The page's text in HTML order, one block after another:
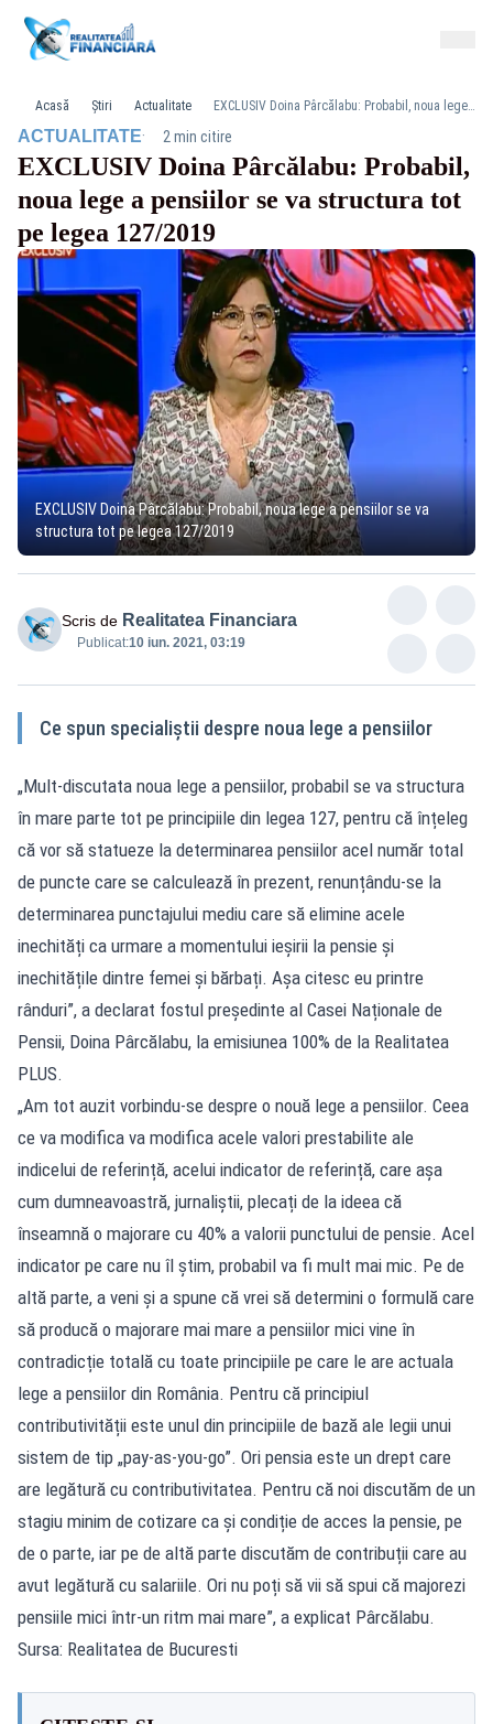
Acasă Știri Actualitate EXCLUSIV Doina Pârcălabu: Probabil, noua lege a pensiilor se va structura tot pe legea 127/2019
ACTUALITATE· 2 min citire
EXCLUSIV Doina Pârcălabu: Probabil,
noua lege a pensiilor se va structura tot
pe legea 127/2019
EXCLUSIV Doina Pârcălabu: Probabil, noua lege a pensiilor se va
structura tot pe legea 127/2019
Scris de Realitatea Financiara
Publicat:10 iun. 2021, 03:19
Ce spun specialiștii despre noua lege a pensiilor
„Mult-discutata noua lege a pensiilor, probabil se va structura
în mare parte tot pe principiile din legea 127, pentru că înțeleg
că vor să statueze la determinarea pensiilor acel număr total
de puncte care se calculează în prezent, renunțându-se la
determinarea punctajului mediu care să elimine acele
inechități ca urmare a momentului ieșirii la pensie și
inechitățile dintre femei și bărbați. Așa citesc eu printre
rânduri”, a declarat fostul președinte al Casei Naționale de
Pensii, Doina Pârcălabu, la emisiunea 100% de la Realitatea
PLUS.
„Am tot auzit vorbindu-se despre o nouă lege a pensiilor. Ceea
ce va modifica va modifica acele valori prestabilite ale
indicelui de referință, acelui indicator de referință, care așa
cum dumneavoastră, jurnaliștii, plecați de la ideea că
înseamnă o majorare cu 40% a valorii punctului de pensie. Acel
indicator pe care nu îl știm, probabil va fi mult mai mic. Pe de
altă parte, a veni și a spune că vrei să determini o formulă care
să producă o majorare mai mare a pensiilor mici vine în
contradicție totală cu toate principiile pe care le are actuala
lege a pensiilor din România. Pentru că principiul
contributivității este unul din principiile de bază ale legii unui
sistem de tip „pay-as-you-go”. Ori pensia este un drept care
are legătură cu contributivitatea. Pentru că noi discutăm de un
stagiu minim de cotizare ca și condiție de acces la pensie, pe
de o parte, iar pe de altă parte discutăm de contribuții care au
avut legătură cu salariile. Ori nu poți să vii să spui că majorezi
pensiile mici într-un ritm mai mare”, a explicat Pârcălabu.
Sursa: Realitatea de Bucuresti